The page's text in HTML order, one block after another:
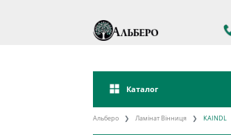
Каталог
Альберо Ламінат Вінниця KAINDL